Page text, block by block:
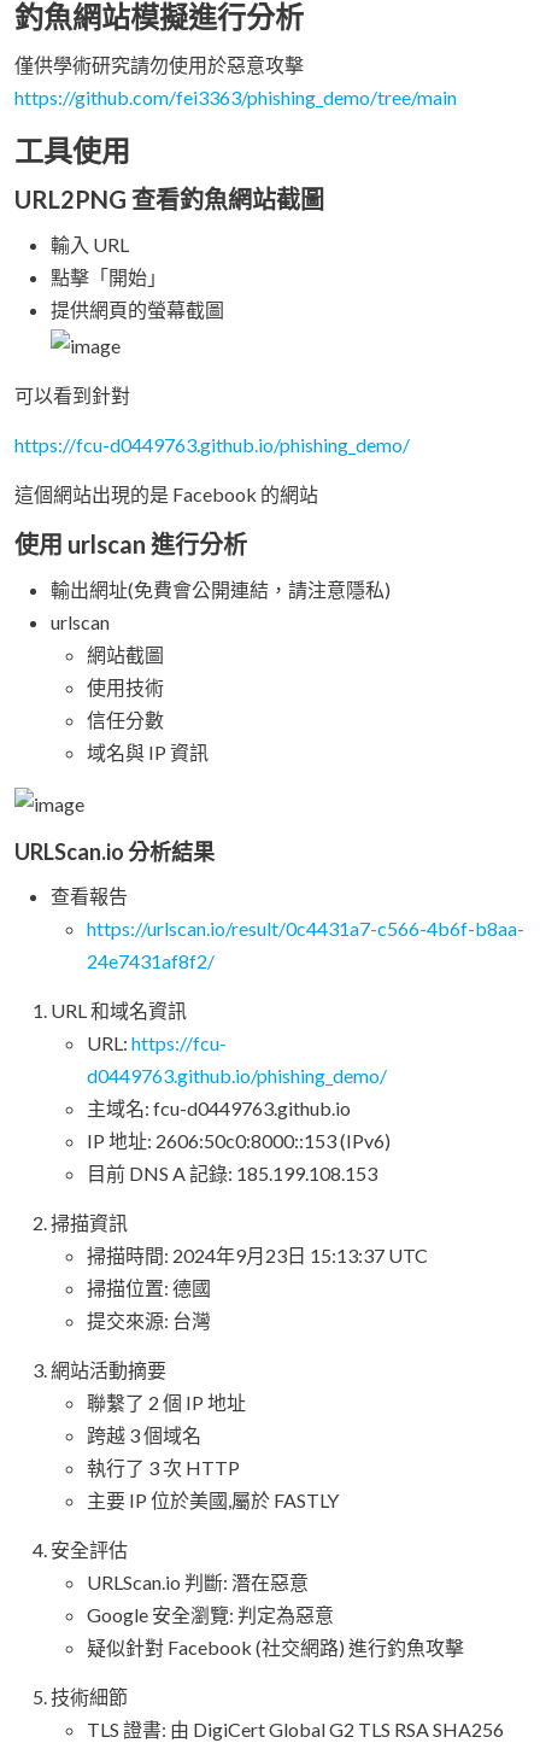
釣魚網站模擬進行分析
僅供學術研究請勿使用於惡意攻擊
https://github.com/fei3363/phishing_demo/tree/main
工具使用
URL2PNG 查看釣魚網站截圖
輸入 URL
點擊「開始」
提供網頁的螢幕截圖
可以看到針對
https://fcu-d0449763.github.io/phishing_demo/
這個網站出現的是 Facebook 的網站
使用 urlscan 進行分析
輸出網址(免費會公開連結，請注意隱私)
urlscan
網站截圖
使用技術
信任分數
域名與 IP 資訊
URLScan.io 分析結果
查看報告
https://urlscan.io/result/0c4431a7-c566-4b6f-b8aa-
24e7431af8f2/
URL 和域名資訊
URL: https://fcu-
d0449763.github.io/phishing_demo/
主域名: fcu-d0449763.github.io
IP 地址: 2606:50c0:8000::153 (IPv6)
目前 DNS A 記錄: 185.199.108.153
掃描資訊
掃描時間: 2024年9月23日 15:13:37 UTC
掃描位置: 德國
提交來源: 台灣
網站活動摘要
聯繫了 2 個 IP 地址
跨越 3 個域名
執行了 3 次 HTTP
主要 IP 位於美國,屬於 FASTLY
安全評估
URLScan.io 判斷: 潛在惡意
Google 安全瀏覽: 判定為惡意
疑似針對 Facebook (社交網路) 進行釣魚攻擊
技術細節
TLS 證書: 由 DigiCert Global G2 TLS RSA SHA256